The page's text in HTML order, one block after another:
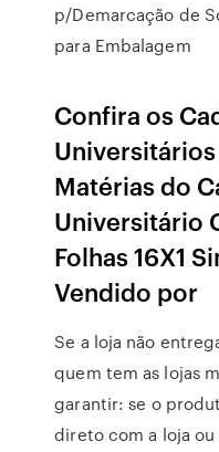
p/Demarcação de
para Embalagem
Confira os
Universitários
Matérias do
Universitário
Folhas 16X1
Vendido por
Se a loja não
quem tem as lojas
garantir: se o
direto com a loja